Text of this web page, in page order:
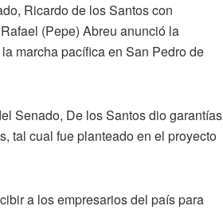
Ricardo de los Santos con
(Pepe) Abreu anunció la
marcha pacífica en San Pedro de
Senado, De los Santos dio garantías
tal cual fue planteado en el proyecto
a los empresarios del país para